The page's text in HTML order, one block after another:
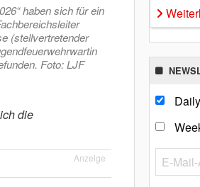
haben sich für ein
(stellvertretender
Foto: LJF
die
Anzeige